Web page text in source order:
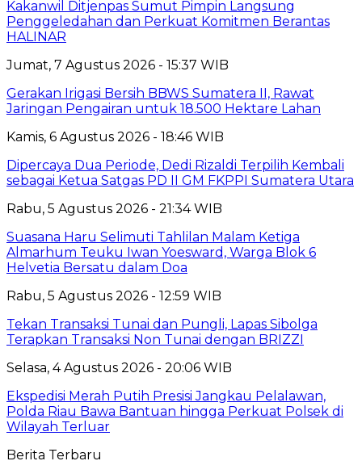
Kakanwil Ditjenpas Sumut Pimpin Langsung
Penggeledahan dan Perkuat Komitmen Berantas
HALINAR
Jumat, 7 Agustus 2026 - 15:37 WIB
Gerakan Irigasi Bersih BBWS Sumatera II, Rawat
Jaringan Pengairan untuk 18.500 Hektare Lahan
Kamis, 6 Agustus 2026 - 18:46 WIB
Dipercaya Dua Periode, Dedi Rizaldi Terpilih Kembali
sebagai Ketua Satgas PD II GM FKPPI Sumatera Utara
Rabu, 5 Agustus 2026 - 21:34 WIB
Suasana Haru Selimuti Tahlilan Malam Ketiga
Almarhum Teuku Iwan Yoesward, Warga Blok 6
Helvetia Bersatu dalam Doa
Rabu, 5 Agustus 2026 - 12:59 WIB
Tekan Transaksi Tunai dan Pungli, Lapas Sibolga
Terapkan Transaksi Non Tunai dengan BRIZZI
Selasa, 4 Agustus 2026 - 20:06 WIB
Ekspedisi Merah Putih Presisi Jangkau Pelalawan,
Polda Riau Bawa Bantuan hingga Perkuat Polsek di
Wilayah Terluar
Berita Terbaru